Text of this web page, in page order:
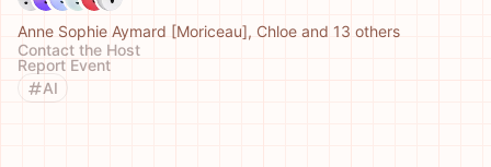
Anne Sophie Aymard [Moriceau], Chloe and 13 others
Contact the Host
Report Event
AI